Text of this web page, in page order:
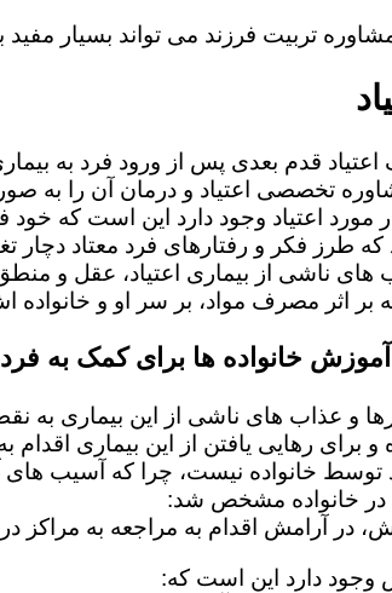
تربیت فرزند می تواند بسیار
قدم بعدی پس از ورود فرد به
تخصصی اعتیاد و درمان آن را به
مورد اعتیاد وجود دارد این است که
طرز فکر و رفتارهای فرد معتاد دچار
های ناشی از بیماری اعتیاد، عقل و
بر اثر مصرف مواد، بر سر او و خانواده
خانواده ها برای کمک به
و عذاب های ناشی از این بیماری به
و برای رهایی یافتن از این بیماری
توسط خانواده نیست، چرا که آسیب
در خانواده مشخص شد:
در آرامش اقدام به مراجعه به مراکز
وجود دارد این است که: